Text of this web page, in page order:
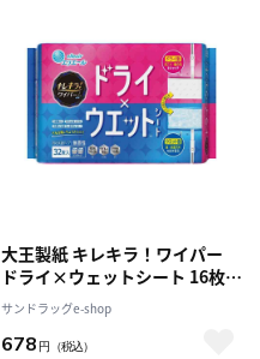
大王製紙 キレキラ！ワイパー
ドライ×ウェットシート 16枚
×2P
サンドラッグe-shop
678 円 （税込）